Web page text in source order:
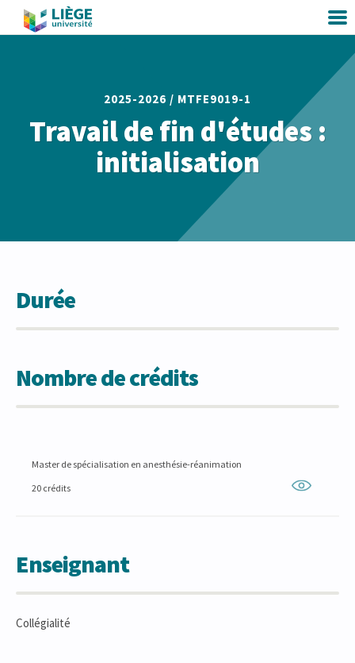
2025-2026 / MTFE9019-1
Travail de fin d'études :
initialisation
Durée
Nombre de crédits
Master de spécialisation en anesthésie-réanimation
20 crédits
Enseignant
Collégialité